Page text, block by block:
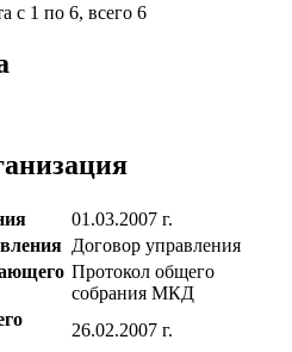
с 1 по 6, всего 6
01.03.2007 г.
Договор управления
Протокол общего
собрания МКД
26.02.2007 г.